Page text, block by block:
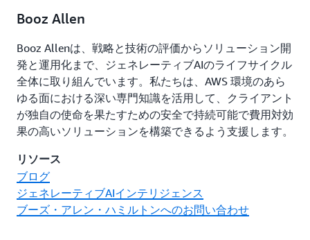
Booz Allen
Booz Allenは、戦略と技術の評価からソリューション開
発と運用化まで、ジェネレーティブAIのライフサイクル
全体に取り組んでいます。私たちは、AWS 環境のあら
ゆる面における深い専門知識を活用して、クライアント
が独自の使命を果たすための安全で持続可能で費用対効
果の高いソリューションを構築できるよう支援します。
リソース
ブログ
ジェネレーティブAIインテリジェンス
ブーズ・アレン・ハミルトンへのお問い合わせ